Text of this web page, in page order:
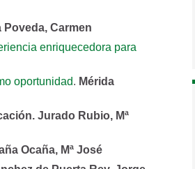
Poveda, Carmen
enriquecedora para
oportunidad. Mérida
Jurado Rubio, Mª
Ocaña, Mª José